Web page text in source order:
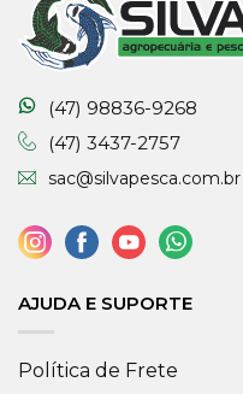
(47) 98836-9268
(47) 3437-2757
sac@silvapesca.com.br
AJUDA E SUPORTE
Política de Frete